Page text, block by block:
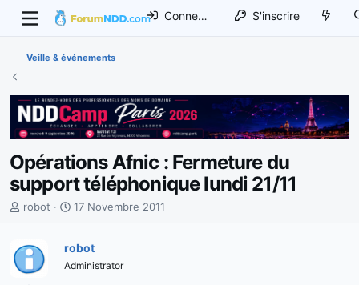
Connexion S'inscrire
Veille & événements
Opérations Afnic : Fermeture du
support téléphonique lundi 21/11
I
t
i
robot
D
e
d
17 Novembre 2011
robot
Administrator